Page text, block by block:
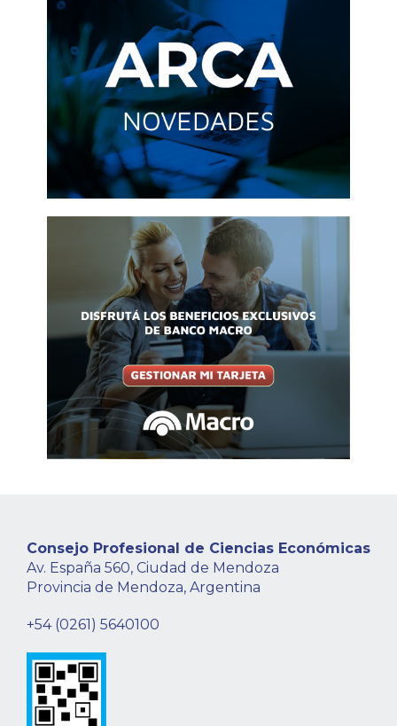
Consejo Profesional de Ciencias Económicas
Av. España 560, Ciudad de Mendoza
Provincia de Mendoza, Argentina
+54 (0261) 5640100